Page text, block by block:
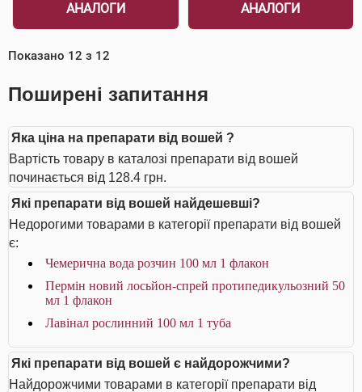
АНАЛОГИ АНАЛОГИ
Показано 12 з 12
Поширені запитання
Яка ціна на препарати від вошей ?
Вартість товару в каталозі препарати від вошей
починається від 128.4 грн.
Які препарати від вошей найдешевші?
Недорогими товарами в категорії препарати від вошей
є:
Чемерична вода розчин 100 мл 1 флакон
Пермін новий лосьйон-спрей протипедикульозний 50
мл 1 флакон
Лавінал рослинний 100 мл 1 туба
Які препарати від вошей є найдорожчими?
Найдорожчими товарами в категорії препарати від